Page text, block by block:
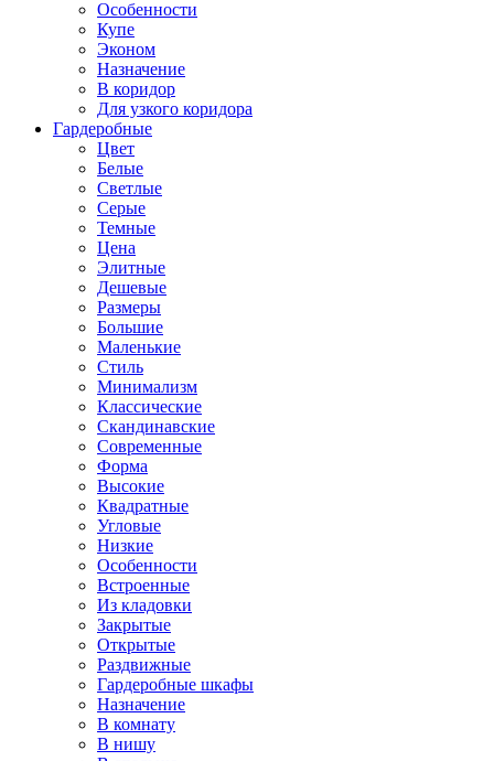
Особенности
Купе
Эконом
Назначение
В коридор
Для узкого коридора
Гардеробные
Цвет
Белые
Светлые
Серые
Темные
Цена
Элитные
Дешевые
Размеры
Большие
Маленькие
Стиль
Минимализм
Классические
Скандинавские
Современные
Форма
Высокие
Квадратные
Угловые
Низкие
Особенности
Встроенные
Из кладовки
Закрытые
Открытые
Раздвижные
Гардеробные шкафы
Назначение
В комнату
В нишу